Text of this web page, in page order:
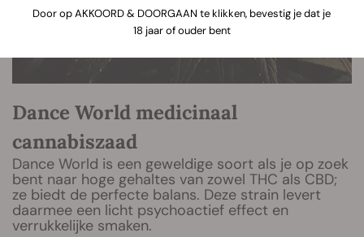
Dance World medicinaal
cannabiszaad
Dance World is een geweldige soort als je op zoek
bent naar hoge gehaltes van zowel THC als CBD;
ze biedt de perfecte balans. Deze strain levert
daarmee een licht psychoactief effect en
verrukkelijke smaken.
Door op AKKOORD & DOORGAAN te klikken, bevestig je dat je
18 jaar of ouder bent